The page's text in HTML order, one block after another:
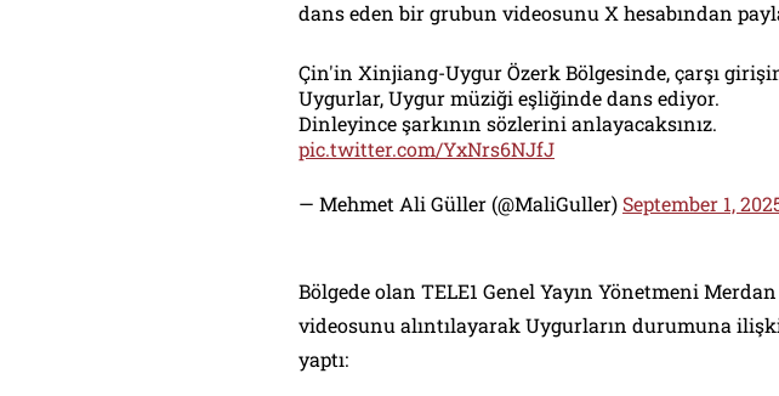
dans eden bir grubun videosunu X hesabından
Çin'in Xinjiang-Uygur Özerk Bölgesinde, çarşı
Uygurlar, Uygur müziği eşliğinde dans ediyor.
Dinleyince şarkının sözlerini anlayacaksınız.
pic.twitter.com/YxNrs6NJfJ
— Mehmet Ali Güller (@MaliGuller) September 1,
Bölgede olan TELE1 Genel Yayın Yönetmeni
videosunu alıntılayarak Uygurların durumuna
yaptı: